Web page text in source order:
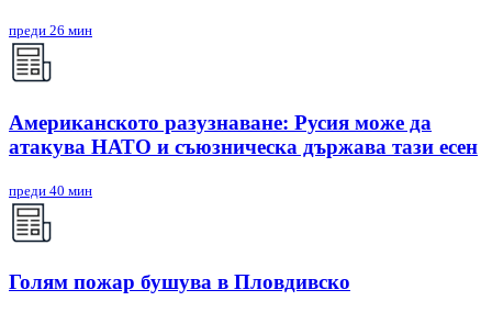
преди 26 мин
Американското разузнаване: Русия може да
атакува НАТО и съюзническа държава тази есен
преди 40 мин
Голям пожар бушува в Пловдивско